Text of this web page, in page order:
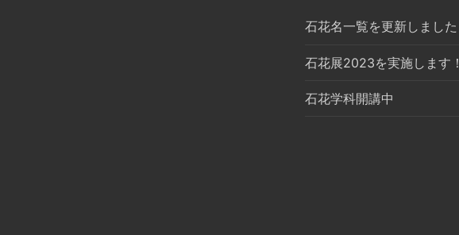
石花名一覧を更新しました
石花展2023を実施します！
石花学科開講中